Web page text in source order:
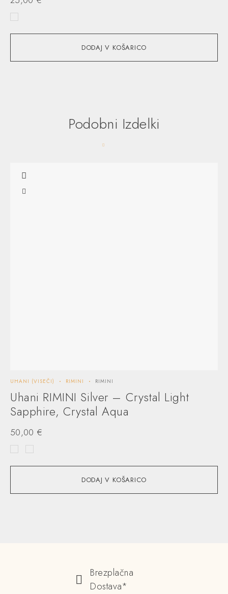
DODAJ V KOŠARICO
Podobni Izdelki
DODAJ V KOŠARICO
UHANI (VISEČI) RIMINI RIMINI
Uhani RIMINI Silver – Crystal Light
Sapphire, Crystal Aqua
50,00 €
Brezplačna
Dostava*